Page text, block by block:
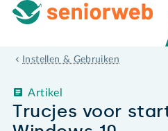
Instellen & Gebruiken
Trucjes voor
Artikel